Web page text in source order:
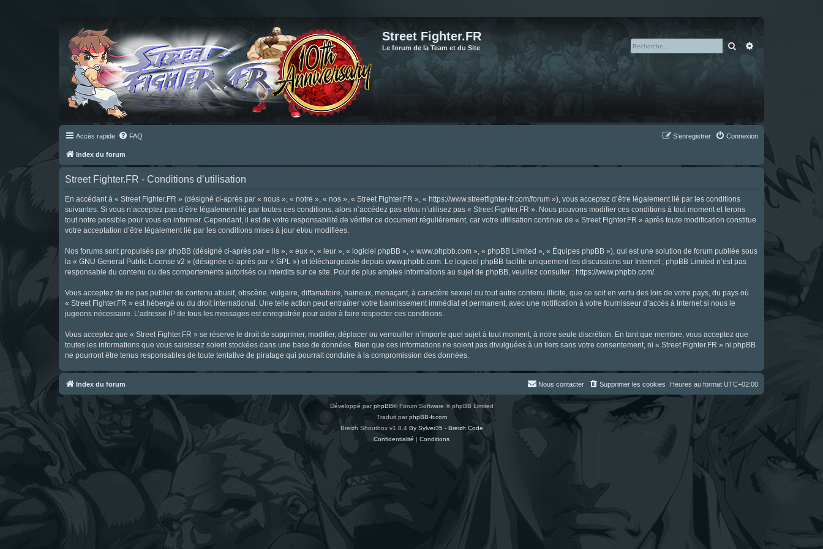
Street Fighter.FR
Le forum de la Team et du Site Rechercher
Accès rapide FAQ Connexion
S’enregistrer
Index du forum
Street Fighter.FR - Conditions d’utilisation
En accédant à « Street Fighter.FR » (désigné ci-après par « nous », « notre », « nos », « Street Fighter.FR », « https://www.streetfighter-fr.com/forum »), vous acceptez d’être légalement lié par les conditions
suivantes. Si vous n’acceptez pas d’être légalement lié par toutes ces conditions, alors n’accédez pas et/ou n’utilisez pas « Street Fighter.FR ». Nous pouvons modifier ces conditions à tout moment et ferons
tout notre possible pour vous en informer. Cependant, il est de votre responsabilité de vérifier ce document régulièrement, car votre utilisation continue de « Street Fighter.FR » après toute modification constitue
votre acceptation d’être légalement lié par les conditions mises à jour et/ou modifiées.
Nos forums sont propulsés par phpBB (désigné ci-après par « ils », « eux », « leur », « logiciel phpBB », « www.phpbb.com », « phpBB Limited », « Équipes phpBB »), qui est une solution de forum publiée sous
la « GNU General Public License v2 » (désignée ci-après par « GPL ») et téléchargeable depuis www.phpbb.com. Le logiciel phpBB facilite uniquement les discussions sur Internet ; phpBB Limited n’est pas
responsable du contenu ou des comportements autorisés ou interdits sur ce site. Pour de plus amples informations au sujet de phpBB, veuillez consulter : https://www.phpbb.com/.
Vous acceptez de ne pas publier de contenu abusif, obscène, vulgaire, diffamatoire, haineux, menaçant, à caractère sexuel ou tout autre contenu illicite, que ce soit en vertu des lois de votre pays, du pays où
« Street Fighter.FR » est hébergé ou du droit international. Une telle action peut entraîner votre bannissement immédiat et permanent, avec une notification à votre fournisseur d’accès à Internet si nous le
jugeons nécessaire. L’adresse IP de tous les messages est enregistrée pour aider à faire respecter ces conditions.
Vous acceptez que « Street Fighter.FR » se réserve le droit de supprimer, modifier, déplacer ou verrouiller n’importe quel sujet à tout moment, à notre seule discrétion. En tant que membre, vous acceptez que
toutes les informations que vous saisissez soient stockées dans une base de données. Bien que ces informations ne soient pas divulguées à un tiers sans votre consentement, ni « Street Fighter.FR » ni phpBB
ne pourront être tenus responsables de toute tentative de piratage qui pourrait conduire à la compromission des données.
Index du forum Heures au format UTC+02:00
Supprimer les cookies
Nous contacter
Développé parphpBB® Forum Software © phpBB Limited
Traduit par phpBB-fr.com
Breizh Shoutbox v1.8.4 By Sylver35 - Breizh Code
Confidentialité | Conditions